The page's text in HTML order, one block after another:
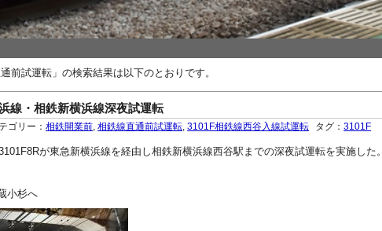
前試運転」の検索結果は以下のとおりです。
線・相鉄新横浜線深夜試運転
ゴリー：相鉄開業前 ,相鉄線直通前試運転 ,3101F相鉄線西谷入線試運転 タグ：3101F
が東急新横浜線を経由し相鉄新横浜線西谷駅までの深夜試運転を実施した。
小杉へ